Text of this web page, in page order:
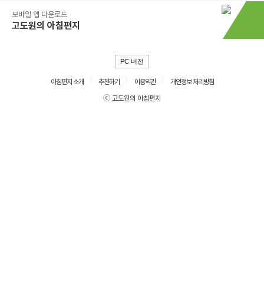
모바일 앱 다운로드
고도원의 아침편지
PC 버전
아침편지 소개 추천하기 이용약관
개인정보 처리방침
ⓒ 고도원의 아침편지